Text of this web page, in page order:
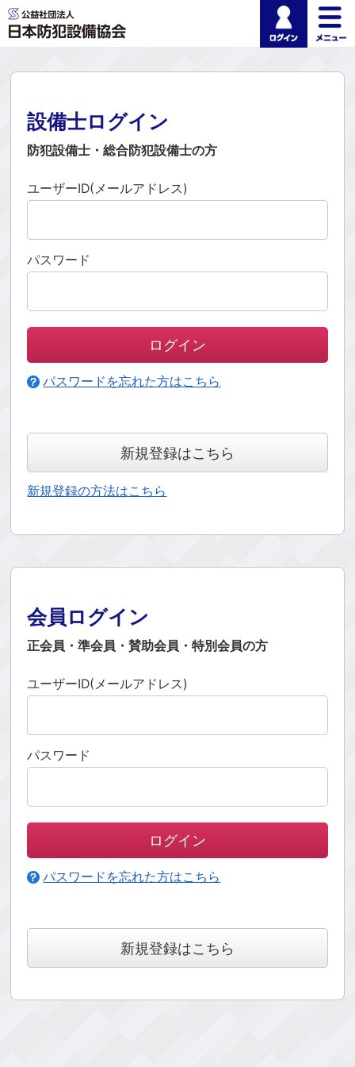
公益社団法人 日本
ログイ
設備士ログイン
防犯設備士・総合防犯設備士の方
ユーザーID(メールアドレス)
パスワード
パスワードを忘れた方はこちら
新規登録はこちら
新規登録の方法はこちら
会員ログイン
正会員・準会員・賛助会員・特別会員の方
ユーザーID(メールアドレス)
パスワード
パスワードを忘れた方はこちら
新規登録はこちら